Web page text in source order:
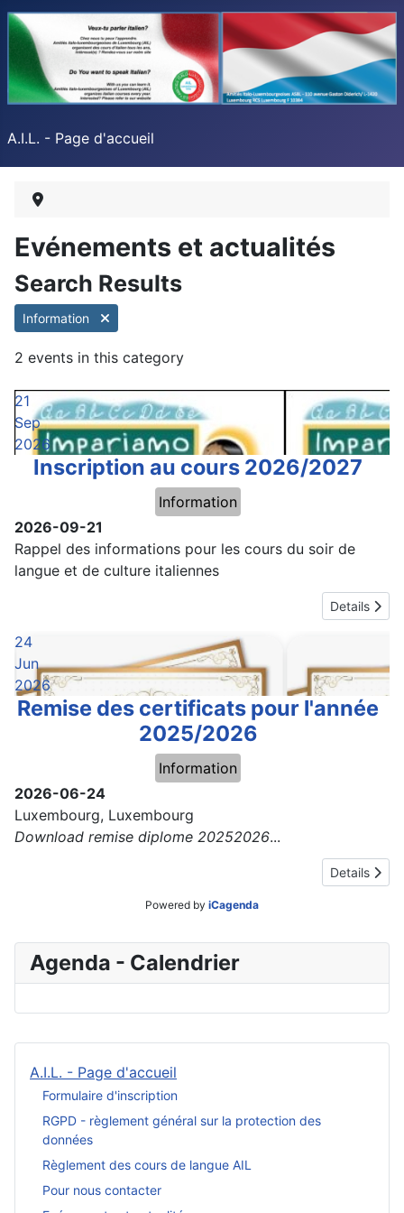
A.I.L. - Page d'accueil
A.I.L. - Page d'accueil
Formulaire d'inscription
RGPD - règlement général sur la protection des
données
Règlement des cours de langue AIL
Pour nous contacter
Evénements et actualités
Search Results
Information
2 events in this category
21
Sep
2026
Inscription au cours 2026/2027
Information
2026-09-21
Rappel des informations pour les cours du soir de
langue et de culture italiennes
Details
24
Jun
2026
Remise des certificats pour l'année
2025/2026
Information
2026-06-24
Luxembourg, Luxembourg
Download remise diplome 20252026...
Details
Powered by iCagenda
Agenda - Calendrier